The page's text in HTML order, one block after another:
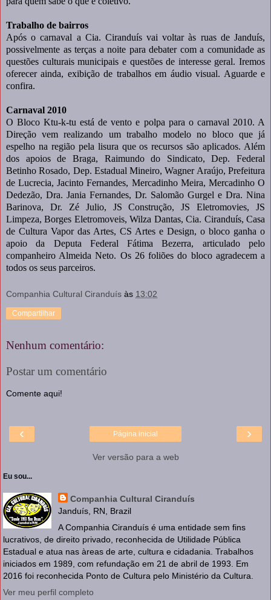
Trabalho de bairros
Após o carnaval a Cia. Ciranduís vai voltar às ruas de Janduís,
possivelmente as terças a noite para debater com a comunidade as
questões culturais municipais e questões de interesse geral. Iremos
oferecer ainda, exibição de trabalhos em áudio visual. Aguarde e
confira.
Carnaval 2010
O Bloco Ktu-k-tu está de vento e polpa para o carnaval 2010. A
Direção vem realizando um trabalho modelo no bloco que já
espelho na região pela lisura que os recursos são aplicados. Além
dos apoios de Braga, Raimundo do Sindicato, Dep. Federal
Betinho Rosado, Dep. Estadual Mineiro, Wagner Araújo, Prefeitura
de Lucrecia, Jacinto Fernandes, Mercadinho Meira, Mercadinho O
Dedezão, Dra. Jania Fernandes, Dr. Salomão Gurgel e Dra. Nina
Barinova, Dr. Zé Julio, JS Construção, JS Eletromovies, JS
Limpeza, Borges Eletromoveis, Wilza Dantas, Cia. Ciranduís, Casa
de Cultura Vapor das Artes, CS Artes e Design, o bloco ganha o
apoio da Deputa Federal Fátima Bezerra, articulado pelo
companheiro Almeida Neto. Os 26 foliões do bloco agradecem a
todos os seus parceiros.
Companhia Cultural Ciranduís às 13:02
Compartilhar
Nenhum comentário:
Postar um comentário
Comente aqui!
‹ ›
Página inicial
Ver versão para a web
Eu sou...
Companhia Cultural Ciranduís
Janduís, RN, Brazil
A Companhia Ciranduís é uma entidade sem fins
lucrativos, de direito privado, reconhecida de Utilidade Pública
Estadual e atua nas àreas de arte, cultura e cidadania. Trabalhos
iniciados em 1989, com refundação em 21 de abril de 1993. Em
2016 foi reconhecida Ponto de Cultura pelo Ministério da Cultura.
Ver meu perfil completo